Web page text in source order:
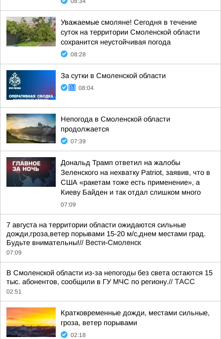
Уважаемые смоляне! Сегодня в течение
суток на территории Смоленской области
сохранится неустойчивая погода
08:28
За сутки в Смоленской области
08:04
Непогода в Смоленской области
продолжается
07:39
Дональд Трамп ответил на жалобы
Зеленского на нехватку Patriot, заявив, что в
США «ракетам тоже есть применение», а
Киеву Байден и так отдал слишком много
07:09
7 августа на территории области ожидаются сильные
дожди,гроза,ветер порывами 15-20 м/с,днем местами град.
Будьте внимательны!// Вести-Смоленск
07:09
В Смоленской области из-за непогоды без света остаются 15
тыс. абонентов, сообщили в ГУ МЧС по региону.// ТАСС
02:51
Кратковременные дожди, местами сильные,
гроза, ветер порывами
02:18